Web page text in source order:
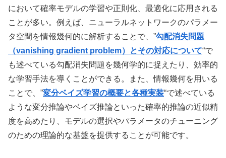
において確率モデルの学習や正則化、最適化に応用される
ことが多い。例えば、ニューラルネットワークのパラメー
タ空間を情報幾何的に解析することで、”勾配消失問題
（vanishing gradient problem）とその対応について“で
も述べている勾配消失問題を幾何学的に捉えたり、効率的
な学習手法を導くことができる。また、情報幾何を用いる
ことで、”変分ベイズ学習の概要と各種実装“で述べている
ような変分推論やベイズ推論といった確率的推論の近似精
度を高めたり、モデルの選択やパラメータのチューニング
のための理論的な基盤を提供することが可能です。